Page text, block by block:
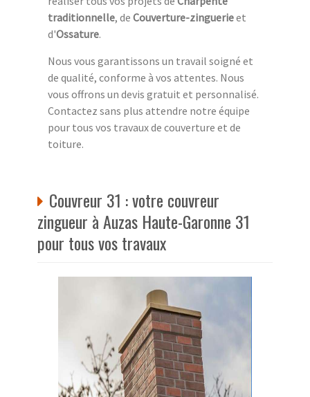
traditionnelle, de Couverture-zinguerieet
d'Ossature.
Nous vous garantissons un travail soigné et
de qualité, conforme à vos attentes. Nous
vous offrons un devis gratuit et personnalisé.
Contactez sans plus attendre notre équipe
pour tous vos travaux de couverture et de
toiture.
Couvreur 31 : votre couvreur
zingueur à Auzas Haute-Garonne 31
pour tous vos travaux